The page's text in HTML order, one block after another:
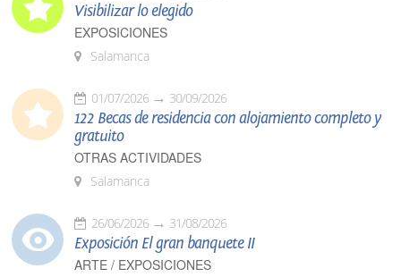
Visibilizar lo elegido
EXPOSICIONES
Salamanca
01/07/2026 30/09/2026
122 Becas de residencia con alojamiento completo y
gratuito
OTRAS ACTIVIDADES
Salamanca
26/06/2026 31/08/2026
Exposición El gran banquete II
ARTE / EXPOSICIONES